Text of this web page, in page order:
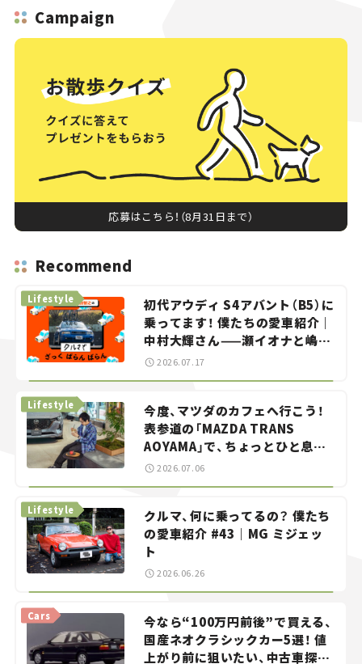
Campaign
応募はこちら！（8月31日まで）
Recommend
初代アウディ S4アバント（B5）に
乗ってます！ 僕たちの愛車紹介｜
中村大輝さん——瀬イオナと嶋田
智之の「クルマでざっくばらんば
らん！」＃20
Lifestyle
2026.07.17
今度、マツダのカフェへ行こう！
表参道の「MAZDA TRANS
AOYAMA」で、ちょっとひと息。
——連載｜CCGとクルマでどうす
Lifestyle
2026.07.06
クルマ、何に乗ってるの？ 僕たち
の愛車紹介 #43｜MG ミジェッ
ト
Lifestyle
2026.06.26
今なら“100万円前後”で買える、
国産ネオクラシックカー5選！ 値
上がり前に狙いたい、中古車探し
Cars